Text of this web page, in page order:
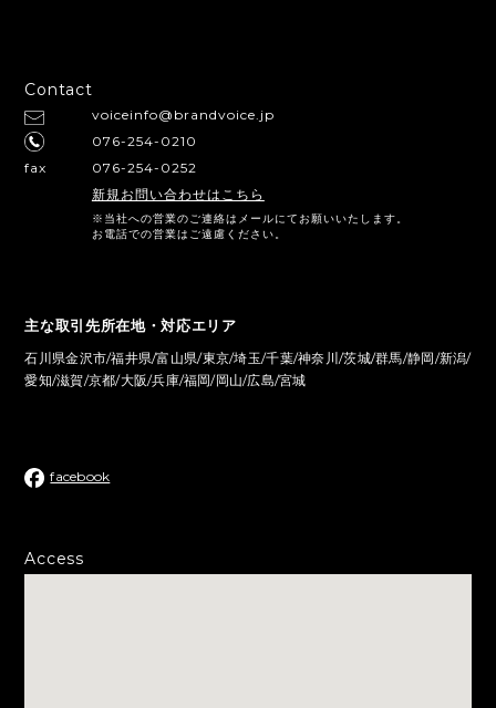
Contact
voiceinfo@brandvoice.jp
076-254-0210
fax
076-254-0252
新規お問い合わせはこちら
※当社への営業のご連絡はメールにてお願いいたします。
お電話での営業はご遠慮ください。
主な取引先所在地・対応エリア
石川県金沢市/福井県/富山県/東京/埼玉/千葉/神奈川/茨城/群馬/静岡/新潟/
愛知/滋賀/京都/大阪/兵庫/福岡/岡山/広島/宮城
facebook
Access